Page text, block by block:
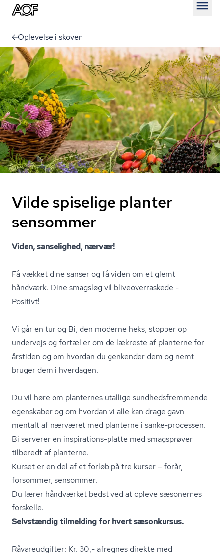
Oplevelse i skoven
Vilde spiselige planter
sensommer
Viden, sanselighed, nærvær!
Få vækket dine sanser og få viden om et glemt
håndværk. Dine smagsløg vil bli­ve­over­ra­ske­de -
Positivt!
Vi går en tur og Bi, den moderne heks, stopper op
undervejs og fortæller om de lækreste af planterne for
årstiden og om hvordan du genkender dem og nemt
bruger dem i hverdagen.
Du vil høre om planternes utallige sund­heds­frem­men­de
egenskaber og om hvordan vi alle kan drage gavn
mentalt af nærværet med planterne i sanke-processen.
Bi serverer en inspirations-platte med smagsprøver
tilberedt af planterne.
Kurset er en del af et forløb på tre kurser – forår,
forsommer, sensommer.
Du lærer håndværket bedst ved at opleve sæsonernes
forskelle.
Selvstændig tilmelding for hvert sæsonkursus.
Råvareudgifter: Kr. 30,- afregnes direkte med